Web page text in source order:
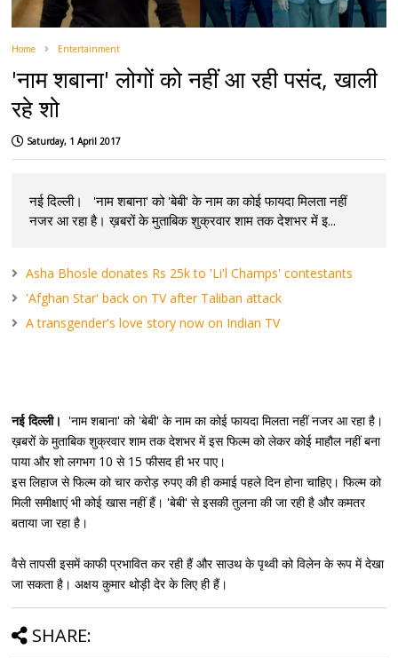
Home Entertainment
'नाम शबाना' लोगों को नहीं आ रही पसंद, खाली
रहे शो
Saturday, 1 April 2017
नई दिल्ली। 'नाम शबाना' को 'बेबी' के नाम का कोई फायदा मिलता नहीं
नजर आ रहा है। ख़बरों के मुताबिक शुक्रवार शाम तक देशभर में इ...
Asha Bhosle donates Rs 25k to 'Li'l Champs' contestants
'Afghan Star' back on TV after Taliban attack
A transgender's love story now on Indian TV
नई दिल्ली। 'नाम शबाना' को 'बेबी' के नाम का कोई फायदा मिलता नहीं नजर आ रहा है।
ख़बरों के मुताबिक शुक्रवार शाम तक देशभर में इस फिल्म को लेकर कोई माहौल नहीं बना
पाया और शो लगभग 10 से 15 फीसद ही भर पाए।
इस लिहाज से फिल्म को चार करोड़ रुपए की ही कमाई पहले दिन होना चाहिए। फिल्म को
मिली समीक्षाएं भी कोई खास नहीं हैं। 'बेबी' से इसकी तुलना की जा रही है और कमतर
बताया जा रहा है।
वैसे तापसी इसमें काफी प्रभावित कर रही हैं और साउथ के पृथ्वी को विलेन के रूप में देखा
जा सकता है। अक्षय कुमार थोड़ी देर के लिए ही हैं।
SHARE: